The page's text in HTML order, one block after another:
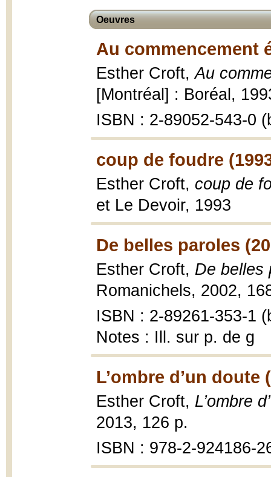
Oeuvres
Au commencement
Esther Croft,Au
[Montréal] : Boréal,
ISBN : 2-89052-543-0
coup de foudre
Esther Croft, coup de
et Le Devoir, 1993
De belles paroles
Esther Croft, De belles
Romanichels, 2002,
ISBN : 2-89261-353-1
Notes : Ill. sur p. de g
L’ombre d’un doute
Esther Croft, L’ombre
2013, 126 p.
ISBN : 978-2-924186-